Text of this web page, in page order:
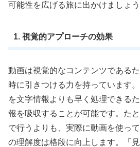
可能性を広げる旅に出かけましょう
1. 視覚的アプローチの効果
動画は視覚的なコンテンツである
時に引きつける力を持っています
を文字情報よりも早く処理できる
報を吸収することが可能です。た
で行うよりも、実際に動画を使っ
の理解度は格段に向上します。「